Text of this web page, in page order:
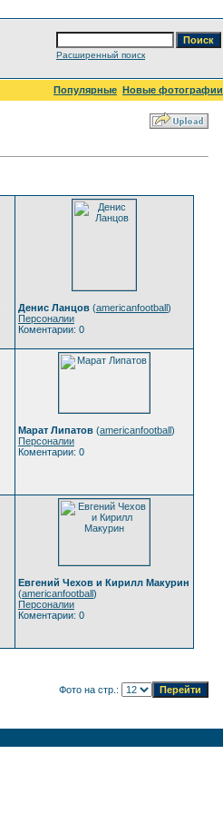
Расширенный поиск
Популярные Новые фотографии
Денис Ланцов (americanfootball)
Персоналии
Коментарии: 0
Марат Липатов (americanfootball)
Персоналии
Коментарии: 0
Евгений Чехов и Кирилл Макурин
(americanfootball)
Персоналии
Коментарии: 0
Фото на стр.: